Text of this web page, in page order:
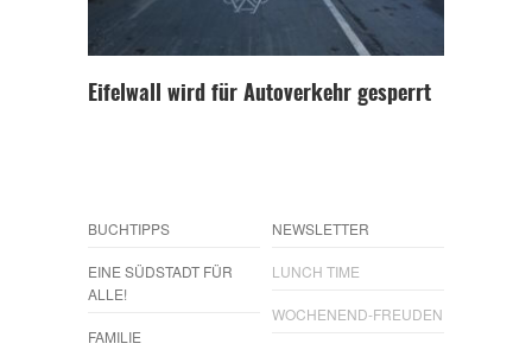
Eifelwall wird für Autoverkehr gesperrt
BUCHTIPPS
EINE SÜDSTADT FÜR
ALLE!
FAMILIE
NEWSLETTER
LUNCH TIME
WOCHENEND-FREUDEN